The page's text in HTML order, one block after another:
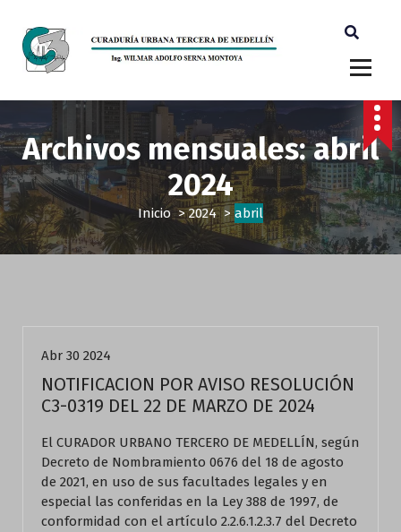
Archivos mensuales: abril
2024
Inicio>2024> abril
Abr 30 2024
NOTIFICACION POR AVISO RESOLUCIÓN
C3-0319 DEL 22 DE MARZO DE 2024
El CURADOR URBANO TERCERO DE MEDELLÍN, según
Decreto de Nombramiento 0676 del 18 de agosto
de 2021, en uso de sus facultades legales y en
especial las conferidas en la Ley 388 de 1997, de
conformidad con el artículo 2.2.6.1.2.3.7 del Decreto